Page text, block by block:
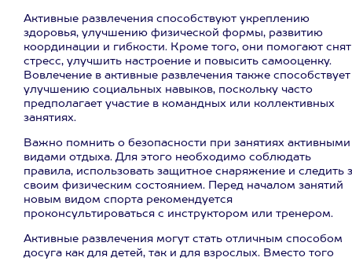
Активные развлечения способствуют укреплению
здоровья, улучшению физической формы, развитию
координации и гибкости. Кроме того, они помогают
стресс, улучшить настроение и повысить самооценку.
Вовлечение в активные развлечения также способствует
улучшению социальных навыков, поскольку часто
предполагает участие в командных или коллективных
занятиях.
Важно помнить о безопасности при занятиях активными
видами отдыха. Для этого необходимо соблюдать
правила, использовать защитное снаряжение и следить
своим физическим состоянием. Перед началом занятий
новым видом спорта рекомендуется
проконсультироваться с инструктором или тренером.
Активные развлечения могут стать отличным способом
досуга как для детей, так и для взрослых. Вместо того